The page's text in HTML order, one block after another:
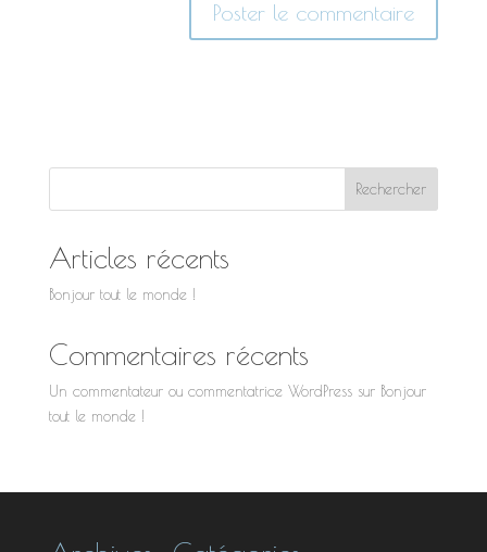
Rechercher
Articles récents
Bonjour tout le monde !
Commentaires récents
Un commentateur ou commentatrice WordPresssur Bonjour
tout le monde !